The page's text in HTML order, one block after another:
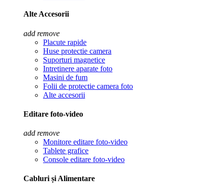
Alte Accesorii
add remove
Placute rapide
Huse protectie camera
Suporturi magnetice
Intretinere aparate foto
Masini de fum
Folii de protectie camera foto
Alte accesorii
Editare foto-video
add remove
Monitore editare foto-video
Tablete grafice
Console editare foto-video
Cabluri și Alimentare